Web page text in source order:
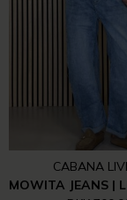
CABANA